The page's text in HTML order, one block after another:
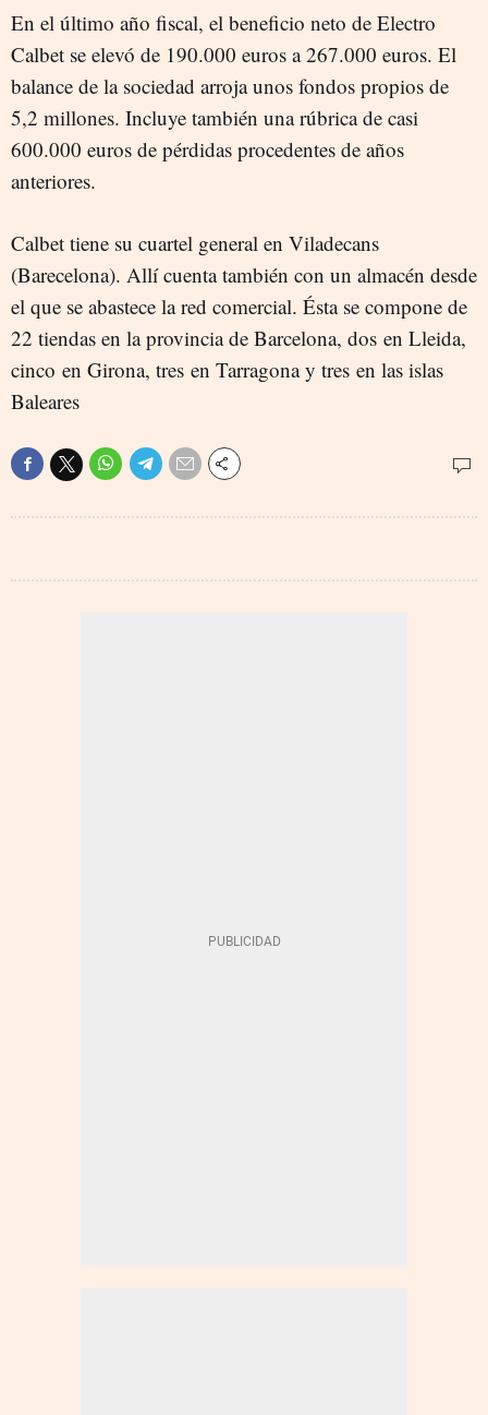
En el último año fiscal, el beneficio neto de Electro
Calbet se elevó de 190.000 euros a 267.000 euros. El
balance de la sociedad arroja unos fondos propios de
5,2 millones. Incluye también una rúbrica de casi
600.000 euros de pérdidas procedentes de años
anteriores.
Calbet tiene su cuartel general en Viladecans
(Barecelona). Allí cuenta también con un almacén desde
el que se abastece la red comercial. Ésta se compone de
22 tiendas en la provincia de Barcelona, dos en Lleida,
cinco en Girona, tres en Tarragona y tres en las islas
Baleares